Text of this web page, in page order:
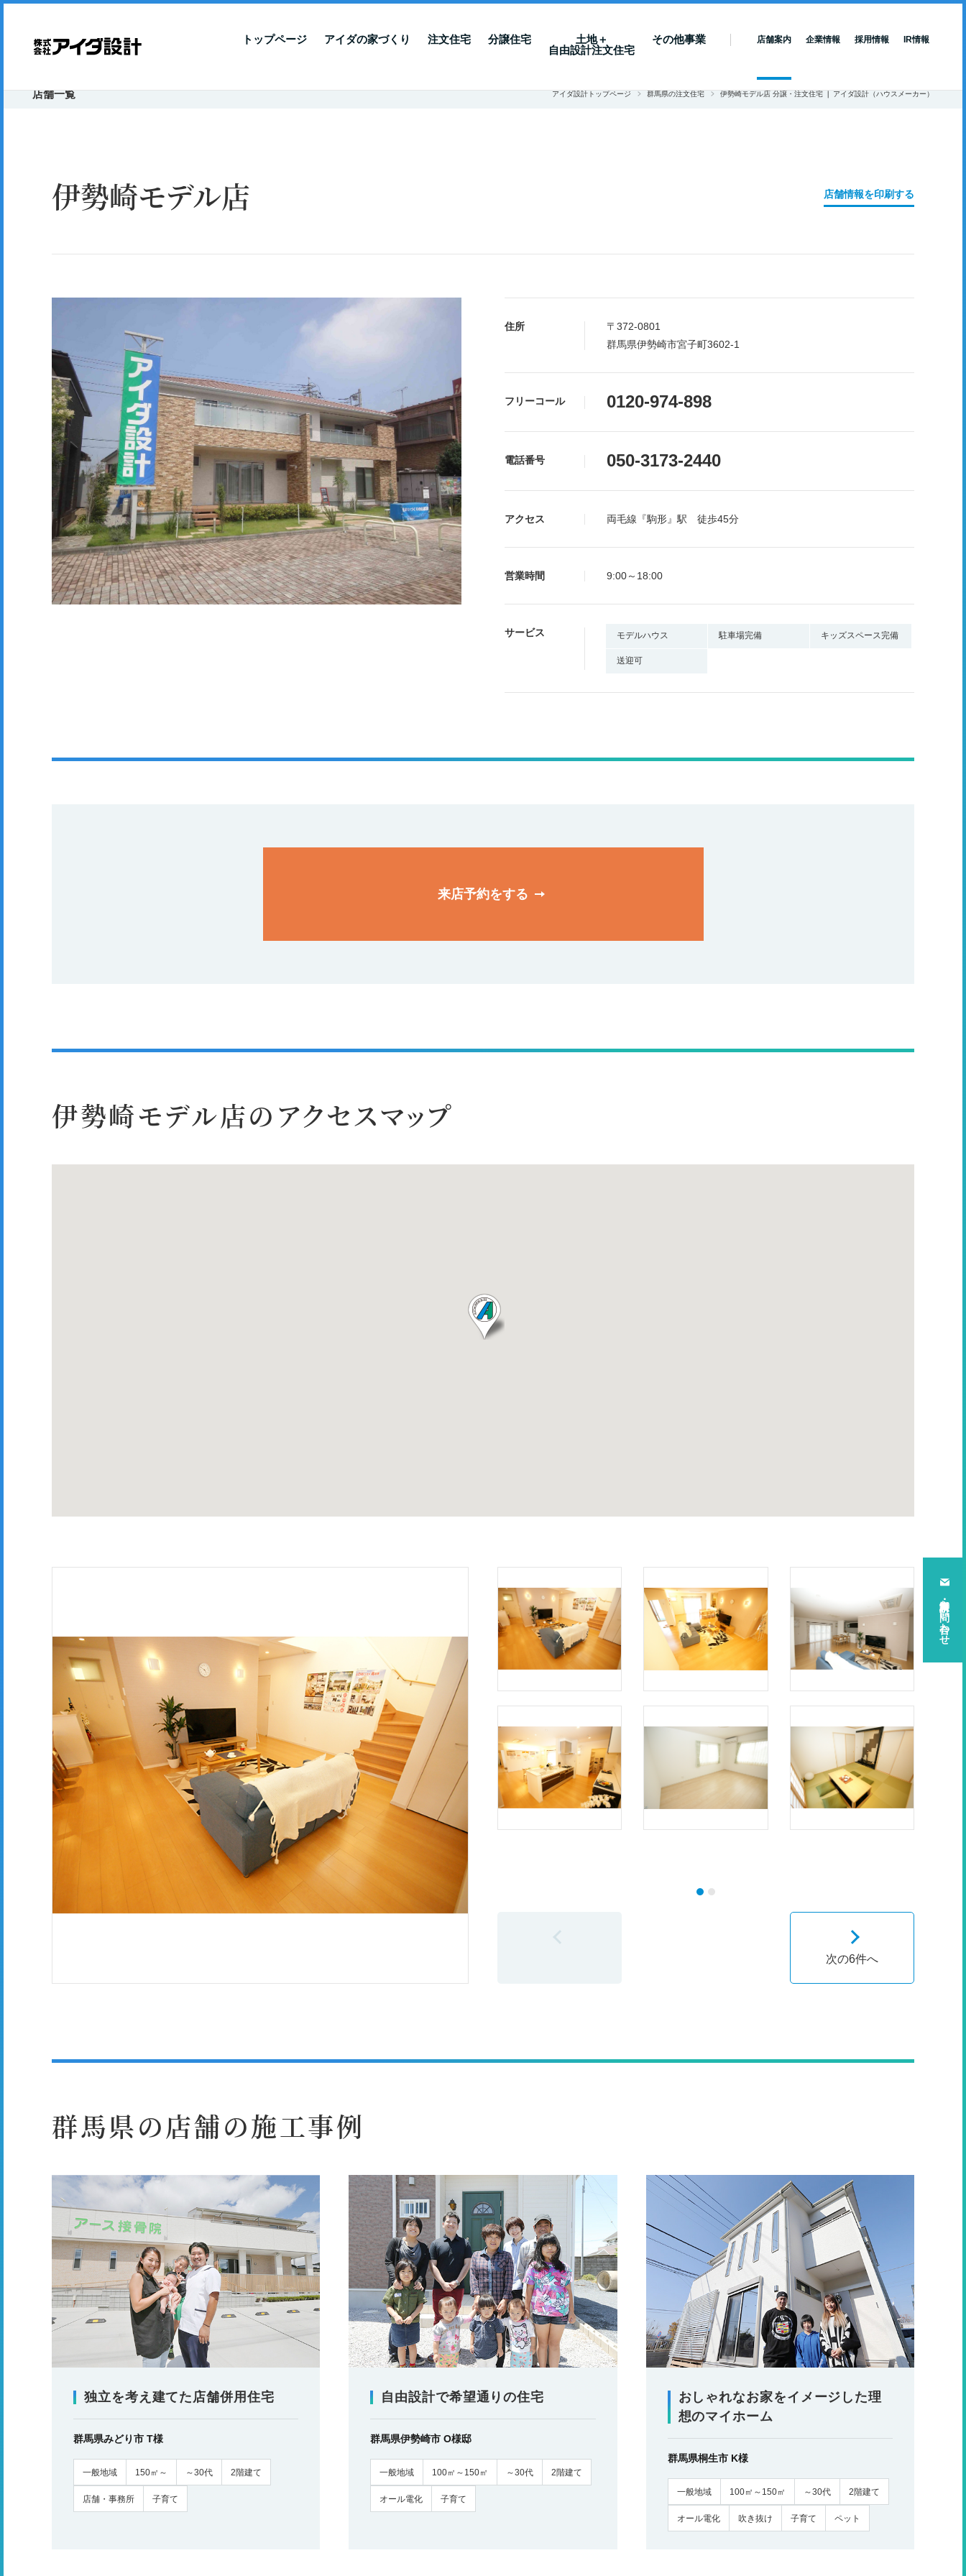
トップページ アイダの家づくり 注文住宅 分譲住宅
土地＋
自由設計注文住宅
その他事業 店舗案内 企業情報 採用情報 IR情報
資料請求・お問い合わせ
店舗一覧 アイダ設計トップページ 群馬県の注文住宅 伊勢崎モデル店 分譲・注文住宅 ❘ アイダ設計（ハウスメーカー）
伊勢崎モデル店 店舗情報を印刷する
住所
〒372-0801
群馬県伊勢崎市宮子町3602-1
フリーコール 0120-974-898
電話番号 050-3173-2440
アクセス 両毛線『駒形』駅 徒歩45分
営業時間 9:00～18:00
サービス モデルハウス 駐車場完備 キッズスペース完備
送迎可
来店予約をする
伊勢崎モデル店のアクセスマップ
次の6件へ
群馬県の店舗の施工事例
独立を考え建てた店舗併用住宅
群馬県みどり市 T様
一般地域 150㎡～ ～30代 2階建て
店舗・事務所 子育て
自由設計で希望通りの住宅
群馬県伊勢崎市 O様邸
一般地域 100㎡～150㎡ ～30代 2階建て
オール電化 子育て
おしゃれなお家をイメージした理
想のマイホーム
群馬県桐生市 K様
一般地域 100㎡～150㎡ ～30代 2階建て
オール電化 吹き抜け 子育て ペット